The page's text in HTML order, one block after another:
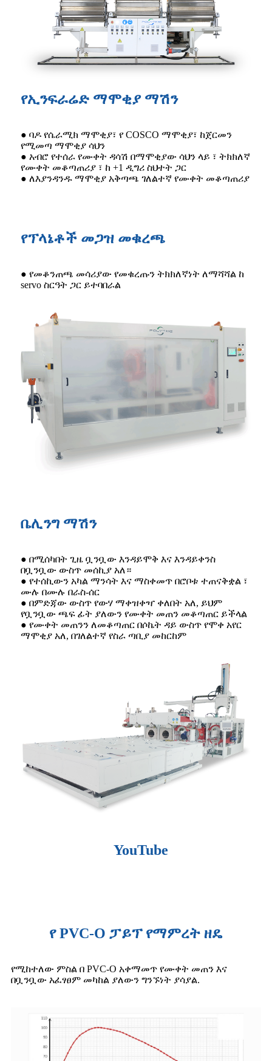
የኢንፍራሬድ ማሞቂያ ማሽን
● ባዶ የሴራሚክ ማሞቂያ፣ የ COSCO ማሞቂያ፣ ከጀርመን
የሚመጣ ማሞቂያ ሳህን
● አብሮ የተሰራ የሙቀት ዳሳሽ በማሞቂያው ሳህን ላይ ፣ ትክክለኛ
የሙቀት መቆጣጠሪያ ፣ ከ +1 ዲግሪ ስህተት ጋር
● ለእያንዳንዱ ማሞቂያ አቅጣጫ ገለልተኛ የሙቀት መቆጣጠሪያ
የፕላኔቶች መጋዝ መቁረጫ
● የመቆንጠጫ መሳሪያው የመቁረጡን ትክክለኛነት ለማሻሻል ከ
servo ስርዓት ጋር ይተባበራል
ቤሊንግ ማሽን
● በሚሰካበት ጊዜ ቧንቧው እንዳይሞቅ እና እንዳይቀንስ
በቧንቧው ውስጥ መሰኪያ አለ።
● የተሰኪውን አካል ማንሳት እና ማስቀመጥ በሮቦቱ ተጠናቅቋል ፣
ሙሉ በሙሉ በራስ-ሰር
● በምድጃው ውስጥ የውሃ ማቀዝቀዣ ቀለበት አለ, ይህም
የቧንቧው ጫፍ ፊት ያለውን የሙቀት መጠን መቆጣጠር ይችላል
● የሙቀት መጠንን ለመቆጣጠር በሶኬት ዳይ ውስጥ የሞቀ አየር
ማሞቂያ አለ, በገለልተኛ የስራ ጣቢያ መከርከም
YouTube
የ PVC-O ፓይፕ የማምረት ዘዴ
የሚከተለው ምስል በ PVC-O አቀማመጥ የሙቀት መጠን እና
በቧንቧው አፈፃፀም መካከል ያለውን ግንኙነት ያሳያል.